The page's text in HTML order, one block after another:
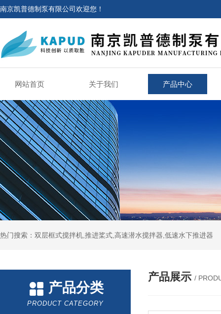
南京凯普德制泵有限公司欢迎您！
网站首页 关于我们 产品中心
热门搜索：双层框式搅拌机,推进桨式,高速潜水搅拌器,低速水下推进器
产品分类
PRODUCT CATEGORY
产品展示 /